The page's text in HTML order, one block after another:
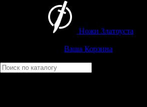
Ножи Златоуста
Ваша Корзина